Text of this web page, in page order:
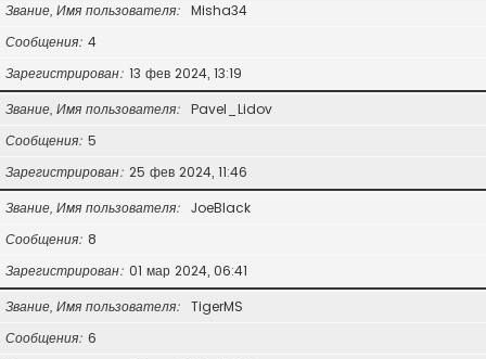
Звание, Имя пользователя
Misha34
Сообщения 4
Зарегистрирован 13 фев 2024, 13:19
Звание, Имя пользователя
Pavel_Lidov
Сообщения 5
Зарегистрирован 25 фев 2024, 11:46
Звание, Имя пользователя
JoeBlack
Сообщения 8
Зарегистрирован 01 мар 2024, 06:41
Звание, Имя пользователя
TigerMS
Сообщения 6